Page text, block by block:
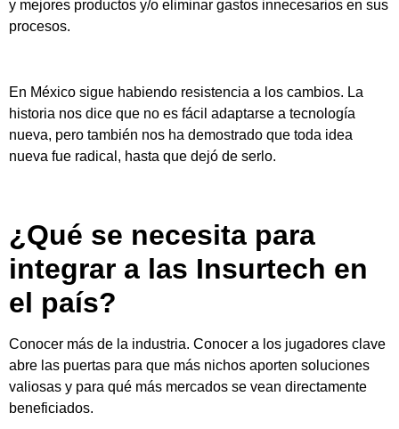
y mejores productos y/o eliminar gastos innecesarios en sus
procesos.
En México sigue habiendo resistencia a los cambios. La
historia nos dice que no es fácil adaptarse a tecnología
nueva, pero también nos ha demostrado que toda idea
nueva fue radical, hasta que dejó de serlo.
¿Qué se necesita para
integrar a las Insurtech en
el país?
Conocer más de la industria. Conocer a los jugadores clave
abre las puertas para que más nichos aporten soluciones
valiosas y para qué más mercados se vean directamente
beneficiados.